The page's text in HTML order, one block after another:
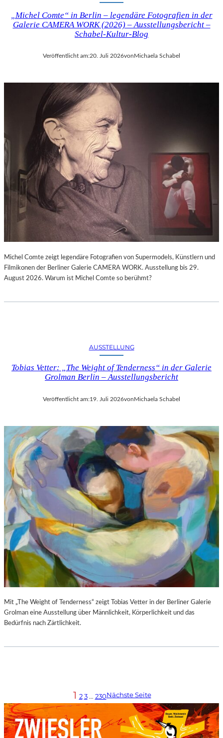
„Michel Comte“ in Berlin – legendäre Fotografien in der
Galerie CAMERA WORK (2026) – Ausstellungsbericht –
Schabel-Kultur-Blog
Veröffentlicht am:20. Juli 2026vonMichaela Schabel
Michel Comte zeigt legendäre Fotografien von Supermodels, Künstlern und
Filmikonen der Berliner Galerie CAMERA WORK. Ausstellung bis 29.
August 2026. Warum ist Michel Comte so berühmt?
AUSSTELLUNG
Tobias Vetter: „The Weight of Tenderness“ in der Galerie
Grolman Berlin – Ausstellungsbericht
Veröffentlicht am:19. Juli 2026vonMichaela Schabel
Mit „The Weight of Tenderness“ zeigt Tobias Vetter in der Berliner Galerie
Grolman eine Ausstellung über Männlichkeit, Körperlichkeit und das
Bedürfnis nach Zärtlichkeit.
1 2 3 … 230Nächste Seite